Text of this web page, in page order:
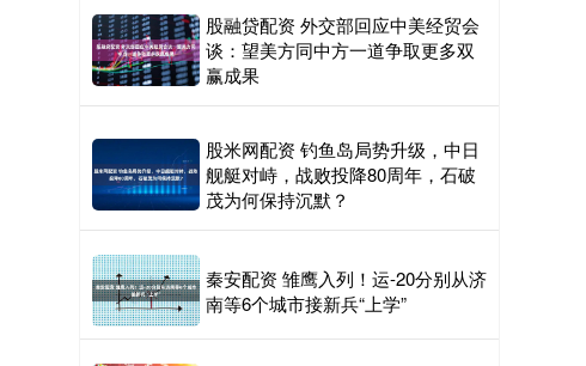
股融贷配资 外交部回应中美经贸会
谈：望美方同中方一道争取更多双
赢成果
股米网配资 钓鱼岛局势升级，中日
舰艇对峙，战败投降80周年，石破
茂为何保持沉默？
秦安配资 雏鹰入列！运-20分别从济
南等6个城市接新兵“上学”